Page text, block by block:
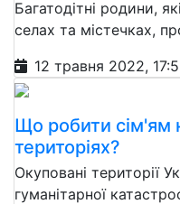
Багатодітні родини,
селах та містечках,
12 травня 2022,
Що робити сім'ям
територіях?
Окуповані території
гуманітарної